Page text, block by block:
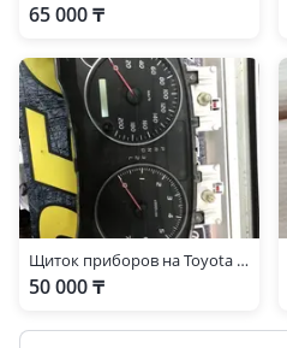
65 000 ₸
Щиток приборов на Toyota Land Cruiser Prado 120
50 000 ₸